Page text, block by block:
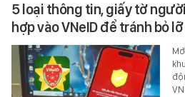
5 loại thông tin, giấy tờ
hợp vào VNeID để tránh bỏ